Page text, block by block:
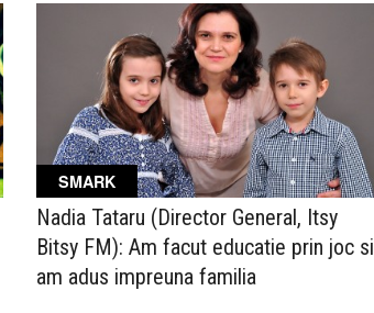
SMARK
Nadia Tataru (Director General, Itsy
Bitsy FM): Am facut educatie prin joc si
am adus impreuna familia